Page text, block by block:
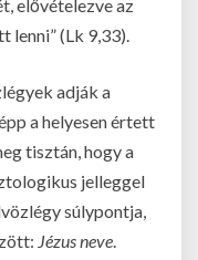
elővételezve az
lenni” (Lk 9,33).
adják a
a helyesen értett
tisztán, hogy a
jelleggel
súlypontja,
Jézus neve.